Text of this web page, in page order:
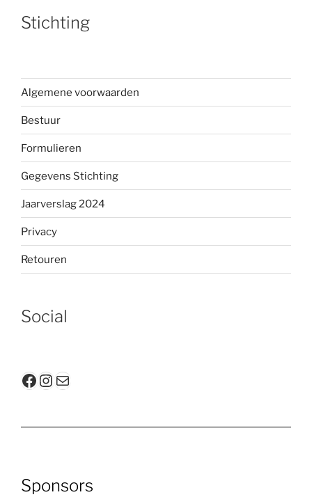
Stichting
Algemene voorwaarden
Bestuur
Formulieren
Gegevens Stichting
Jaarverslag 2024
Privacy
Retouren
Social
Facebook
Instagram
E-mail
Sponsors